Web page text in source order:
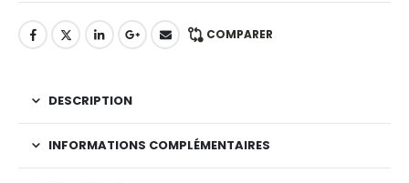
COMPARER
DESCRIPTION
INFORMATIONS COMPLÉMENTAIRES